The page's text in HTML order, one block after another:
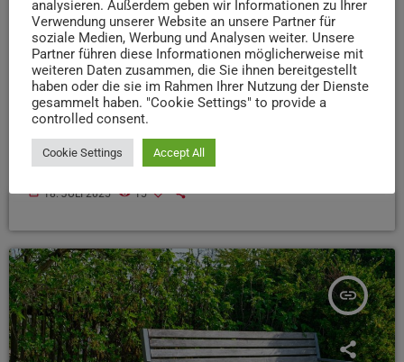
teilt die Stadt Trier mit. Die Arbeiten beginnen am Montag
in der Simeonstraße und werden bis Ende der Woche in
der Konstantinstraße und Fleischstraße fortgesetzt. Zu
einem späteren Zeitpunkt sollen in der Konstantinstraße
noch zwei Parklets errichtet werden, also eine
Kombination aus Hochbeeten und Sitzbänken. Ziel ist, die
Fahrbahn zu verengen und den Verkehrsteilnehmern zu
signalisieren, wo der Fußgängerbereich […]
today 18. JULI 2025 15
insert_link
analysieren. Außerdem geben wir Informationen zu Ihrer
Verwendung unserer Website an unsere Partner für
soziale Medien, Werbung und Analysen weiter. Unsere
Partner führen diese Informationen möglicherweise mit
weiteren Daten zusammen, die Sie ihnen bereitgestellt
haben oder die sie im Rahmen Ihrer Nutzung der Dienste
gesammelt haben. "Cookie Settings" to provide a
controlled consent.
Cookie Settings Accept All